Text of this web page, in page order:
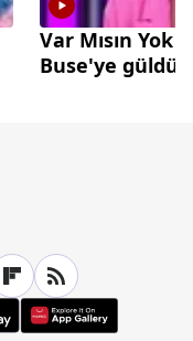
Var Mısın Yok
Buse'ye güldü